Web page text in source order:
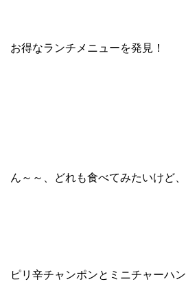
お得なランチメニューを発見！
ん～～、どれも食べてみたいけど、
ピリ辛チャンポンとミニチャーハン